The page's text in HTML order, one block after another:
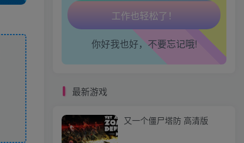
腰也不酸了！
工作也轻松了！
你好我也好，不要忘记哦!
最新游戏
又一个僵尸塔防 高清版